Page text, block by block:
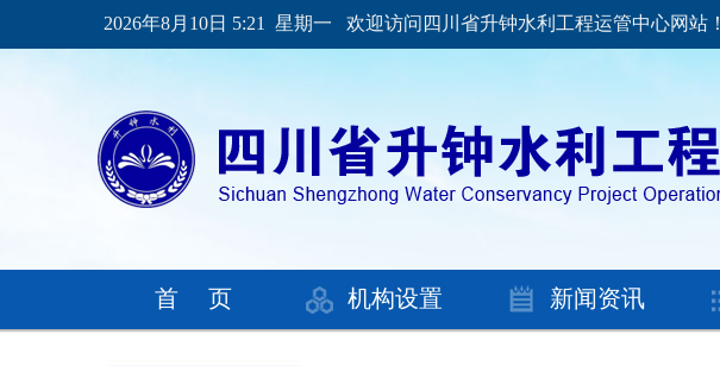
2026年8月10日 5:21 星期一 欢迎访问四川省升钟水利工程运管中心网站！
首 页 机构设置 新闻资讯